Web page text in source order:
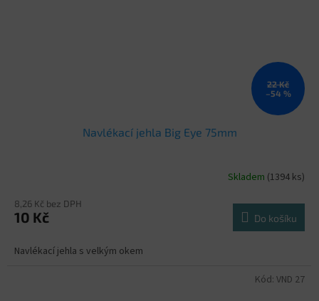
22 Kč
–54 %
Navlékací jehla Big Eye 75mm
Skladem (1394 ks)
8,26 Kč bez DPH
10 Kč Do košíku
Navlékací jehla s velkým okem
Kód: VND 27